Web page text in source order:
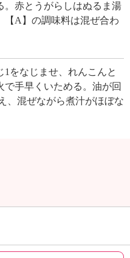
。赤とうがらしはぬるま湯
【A】の調味料は混ぜ合わ
をなじませ、れんこんと
手早くいためる。油が回
、混ぜながら煮汁がほぼな